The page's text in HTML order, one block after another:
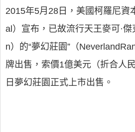
2015年5月28日，美國柯羅尼資
al）宣布，已故流行天王麥可·
n）的“夢幻莊園”（
牌出售，索價1億美元（折合人
日夢幻莊園正式上市出售。